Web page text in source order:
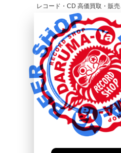
レコード・CD 高価買取・販
レコード高価買取はこちら
HOME